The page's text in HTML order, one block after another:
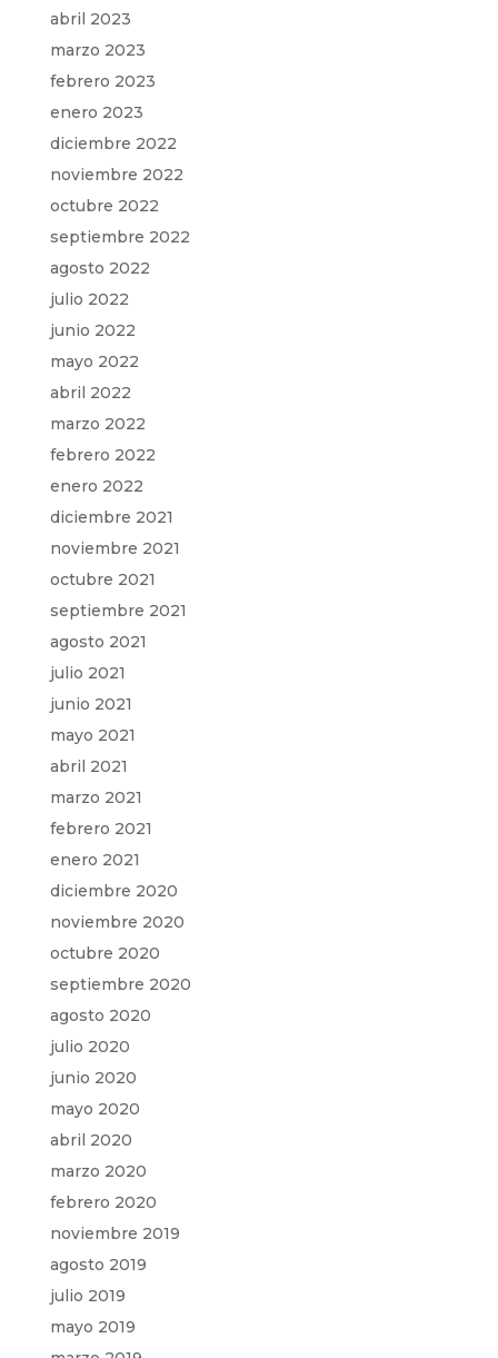
abril 2023
marzo 2023
febrero 2023
enero 2023
diciembre 2022
noviembre 2022
octubre 2022
septiembre 2022
agosto 2022
julio 2022
junio 2022
mayo 2022
abril 2022
marzo 2022
febrero 2022
enero 2022
diciembre 2021
noviembre 2021
octubre 2021
septiembre 2021
agosto 2021
julio 2021
junio 2021
mayo 2021
abril 2021
marzo 2021
febrero 2021
enero 2021
diciembre 2020
noviembre 2020
octubre 2020
septiembre 2020
agosto 2020
julio 2020
junio 2020
mayo 2020
abril 2020
marzo 2020
febrero 2020
noviembre 2019
agosto 2019
julio 2019
mayo 2019